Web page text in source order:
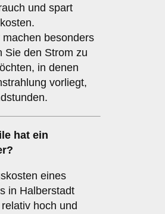
und spart
besonders
Sie den Strom zu
in denen
vorliegt,
hat ein
?
eines
in Halberstadt
hoch und